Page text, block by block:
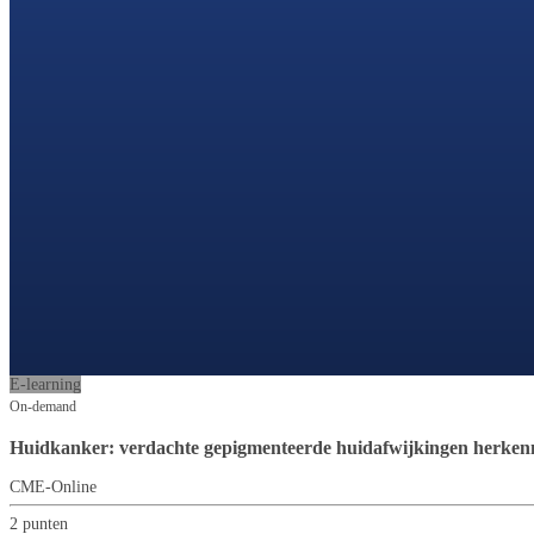
E-learning
On-demand
Huidkanker: verdachte gepigmenteerde huidafwijkingen
CME-Online
2 punten